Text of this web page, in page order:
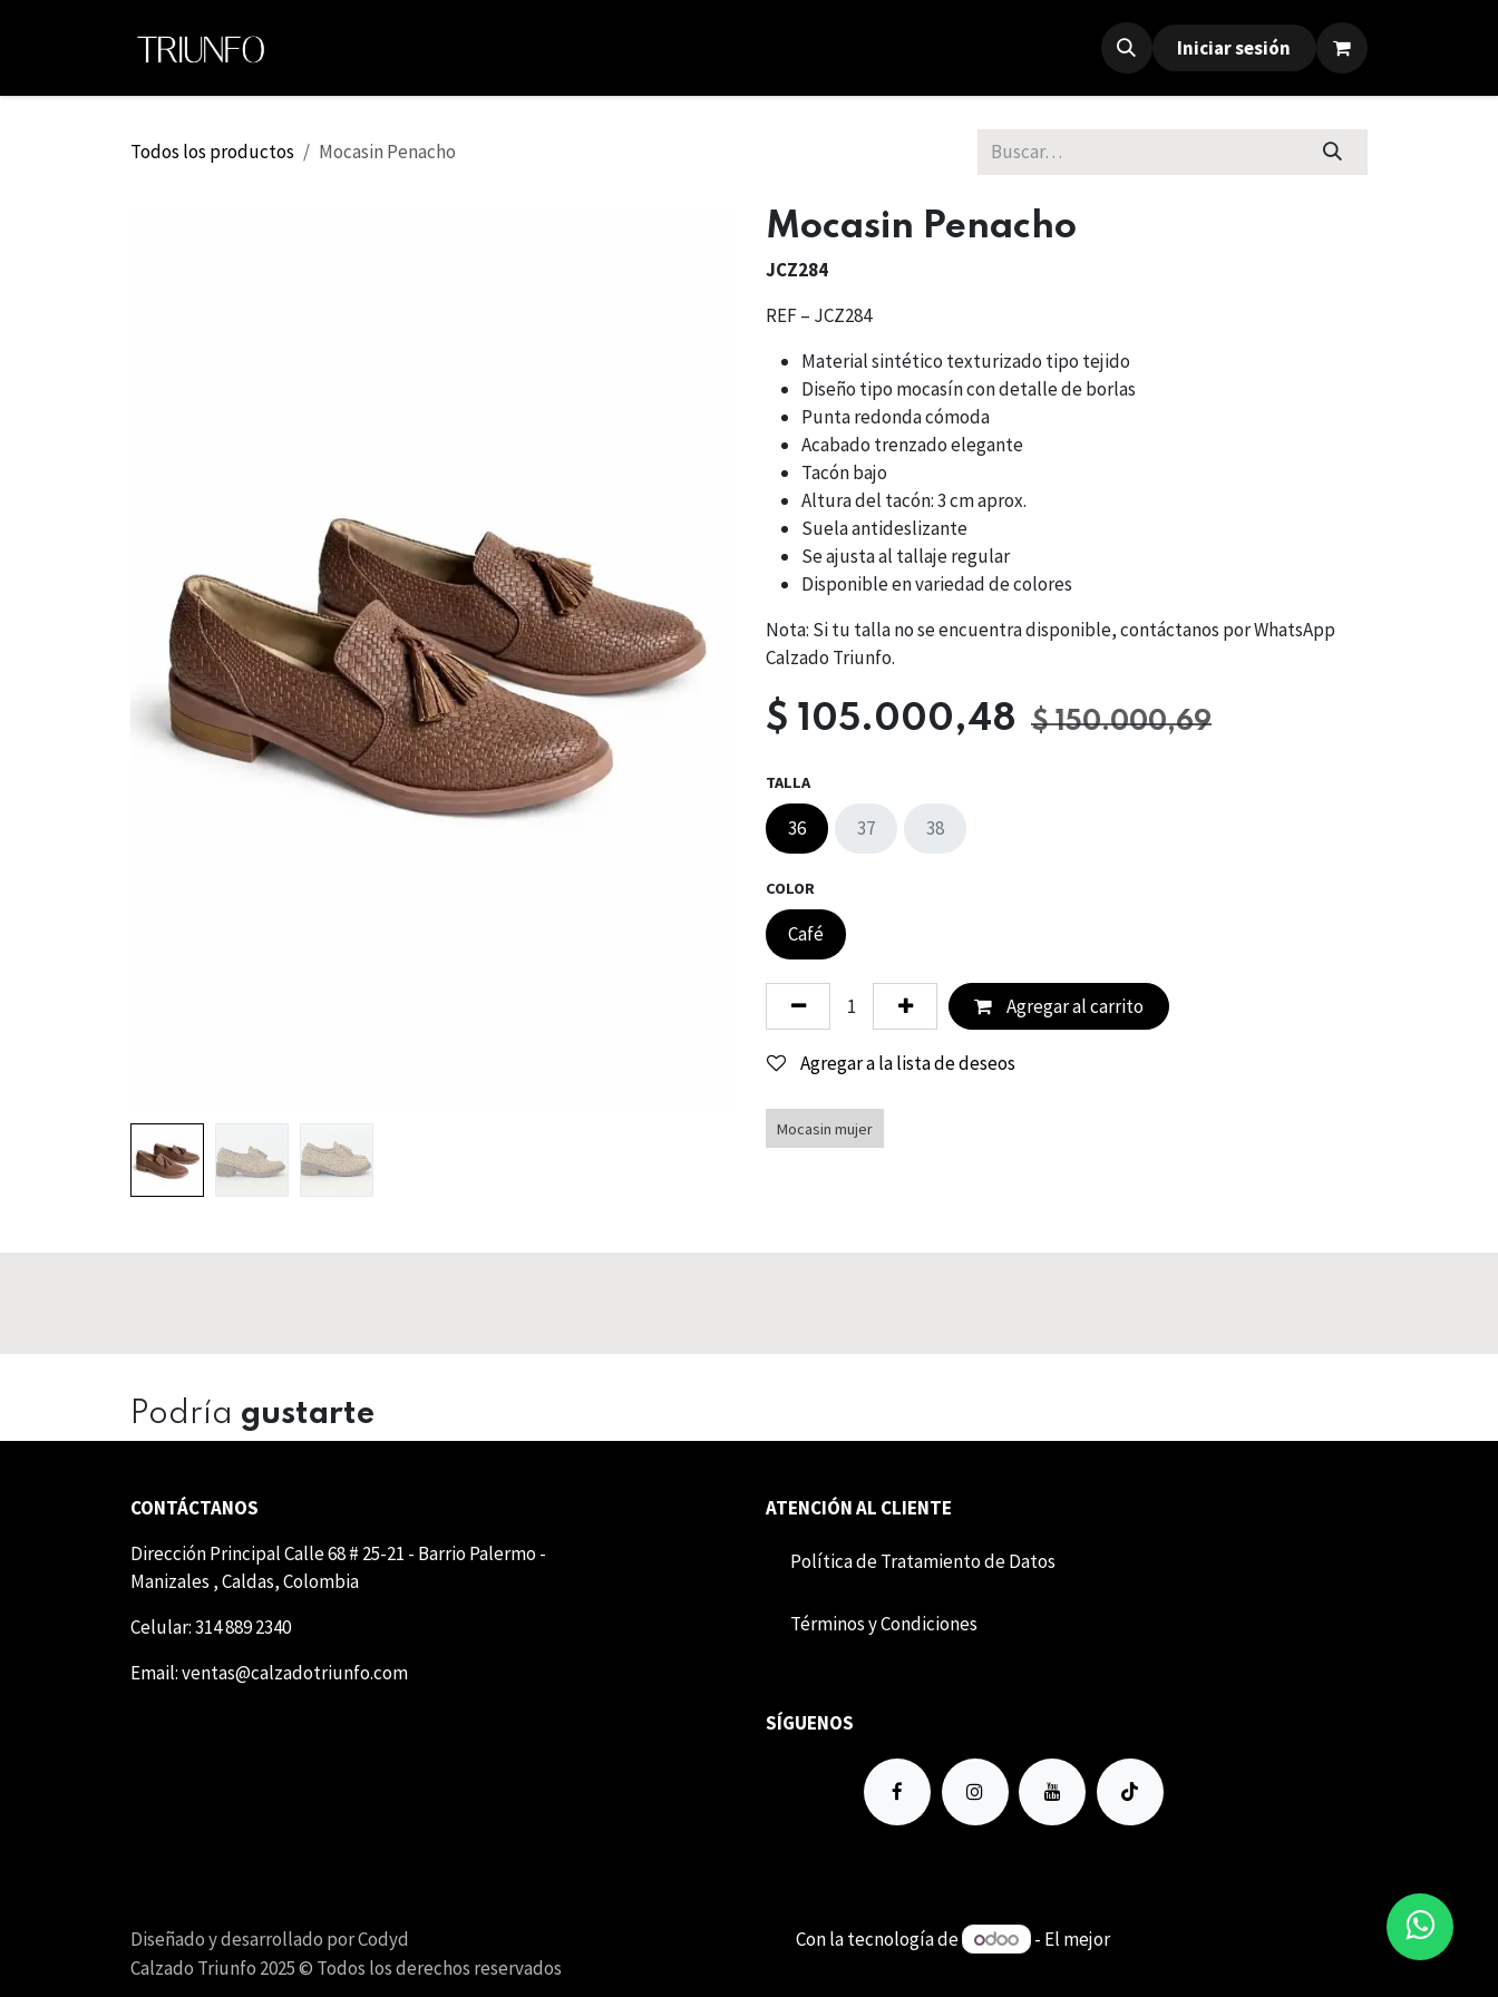
Iniciar sesión
Todos los productos Mocasin Penacho
Mocasin Penacho
JCZ284
REF – JCZ284
Material sintético texturizado tipo tejido
Diseño tipo mocasín con detalle de borlas
Punta redonda cómoda
Acabado trenzado elegante
Tacón bajo
Altura del tacón: 3 cm aprox.
Suela antideslizante
Se ajusta al tallaje regular
Disponible en variedad de colores
Nota: Si tu talla no se encuentra disponible, contáctanos por WhatsApp
Calzado Triunfo.
$ 105.000,48 $150.000,69
TALLA
36 37 38
COLOR
Café
Agregar al carrito
Agregar a la lista de deseos
Mocasin mujer
Podría gustarte
CONTÁCTANOS
Dirección Principal Calle 68 # 25-21 - Barrio Palermo -
Manizales , Caldas, Colombia
Celular: 314 889 2340
Email:ventas@calzadotriunfo.com
ATENCIÓN AL CLIENTE
Política de Tratamiento de Datos
Término​​s y Condiciones
SÍGUENOS
Diseñado y desarrollado por Codyd
Calzado Triunfo 2025 © Todos los derechos reservados
Con la tecnología de - El mejor